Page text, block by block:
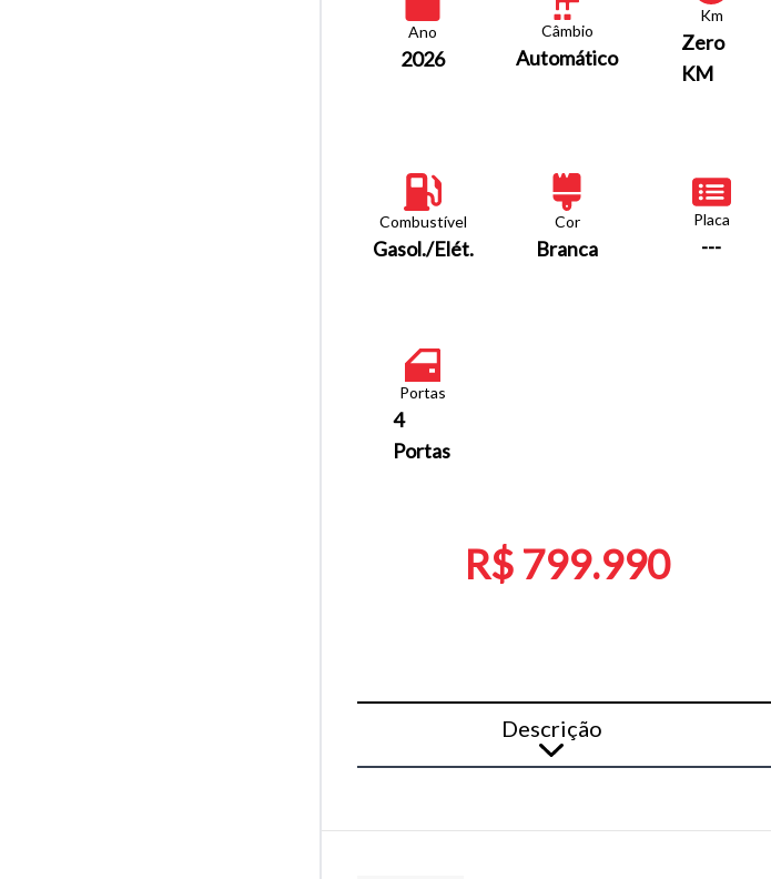
Ano
2026
Câmbio
Automático
Km
Zero
KM
Combustível
Gasol./Elét.
Cor
Branca
Placa
---
Portas
4
Portas
R$ 799.990
Descrição